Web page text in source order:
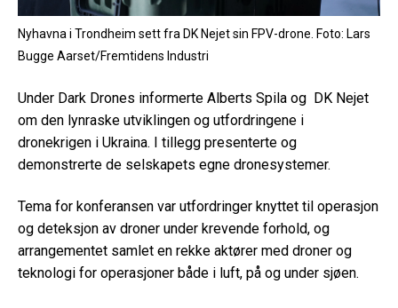
Nyhavna i Trondheim sett fra DK Nejet sin FPV-drone. Foto: Lars
Bugge Aarset/Fremtidens Industri
Under Dark Drones informerte Alberts Spila og DK Nejet
om den lynraske utviklingen og utfordringene i
dronekrigen i Ukraina. I tillegg presenterte og
demonstrerte de selskapets egne dronesystemer.
Tema for konferansen var utfordringer knyttet til operasjon
og deteksjon av droner under krevende forhold, og
arrangementet samlet en rekke aktører med droner og
teknologi for operasjoner både i luft, på og under sjøen.